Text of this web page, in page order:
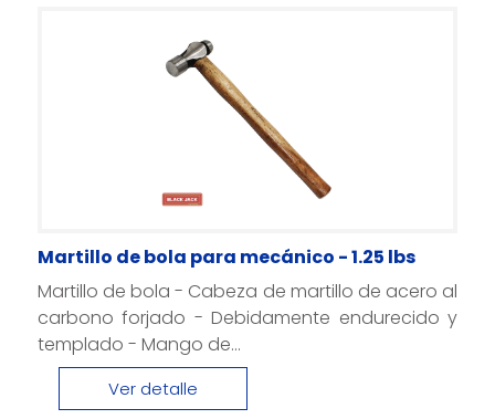
Martillo de bola para mecánico - 1.25 lbs
Martillo de bola - Cabeza de martillo de acero al
carbono forjado - Debidamente endurecido y
templado - Mango de...
Ver detalle